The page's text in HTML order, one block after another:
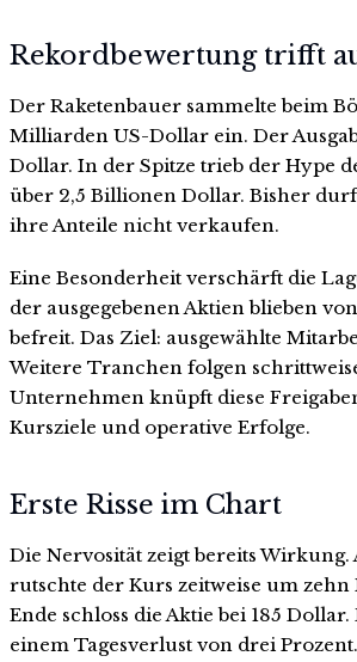
Rekordbewertung trifft
Der Raketenbauer sammelte beim
Milliarden US-Dollar ein. Der
Dollar. In der Spitze trieb der Hype
über 2,5 Billionen Dollar. Bisher
ihre Anteile nicht verkaufen.
Eine Besonderheit verschärft die
der ausgegebenen Aktien blieben
befreit. Das Ziel: ausgewählte
Weitere Tranchen folgen
Unternehmen knüpft diese
Kursziele und operative Erfolge.
Erste Risse im Chart
Die Nervosität zeigt bereits Wirkung.
rutschte der Kurs zeitweise um zehn
Ende schloss die Aktie bei 185
einem Tagesverlust von drei